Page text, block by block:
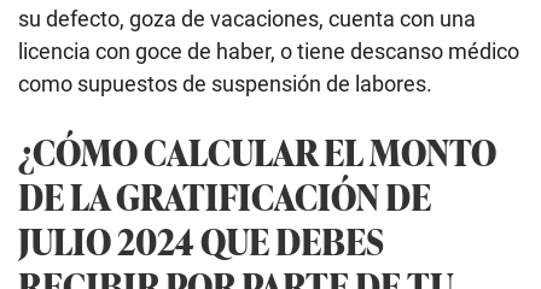
su defecto, goza de vacaciones, cuenta con una
licencia con goce de haber, o tiene descanso médico
como supuestos de suspensión de labores.
¿CÓMO CALCULAR EL MONTO
DE LA GRATIFICACIÓN DE
JULIO 2024 QUE DEBES